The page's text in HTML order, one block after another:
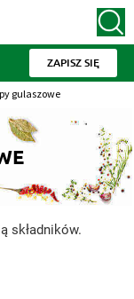
ZAPISZ SIĘ
gulaszowe
składników.